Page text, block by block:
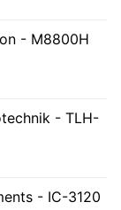
- M8800H
- TLH-
- IC-3120